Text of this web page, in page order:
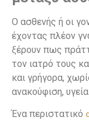
Ο ασθενής ή οι
έχοντας πλέον
ξέρουν πως
τον ιατρό τους
και γρήγορα,
ανακούφιση,
Ένα περιστατικό